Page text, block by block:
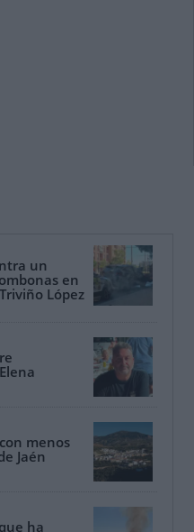
un
en
López
menos
Jaén
ha